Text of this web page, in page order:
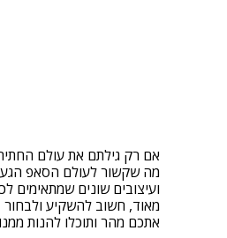
אם רק גילתם את עולם
מה שקשור לעולם הסאפ
ועיצובים שונים שמתאימים
מאוד, חשוב להשקיע
אתכם מהר ותוכלו להנות